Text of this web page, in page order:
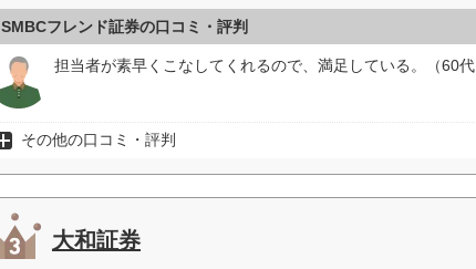
SMBCフレンド証券の口コミ・評判
担当者が素早くこなしてくれるので、満足している。（60代
その他の口コミ・評判
大和証券